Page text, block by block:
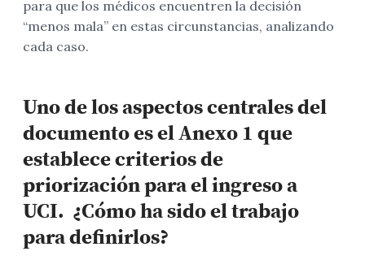
para que los médicos encuentren la decisión
“menos mala” en estas circunstancias, analizando
cada caso.
Uno de los aspectos centrales del
documento es el Anexo 1 que
establece criterios de
priorización para el ingreso a
UCI. ¿Cómo ha sido el trabajo
para definirlos?